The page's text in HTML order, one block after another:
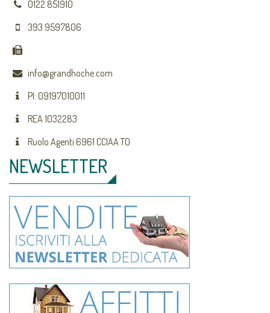
0122 851910
393 9597806
info@grandhoche.com
PI: 09197010011
REA 1032283
Ruolo Agenti 6961 CCIAA TO
NEWSLETTER